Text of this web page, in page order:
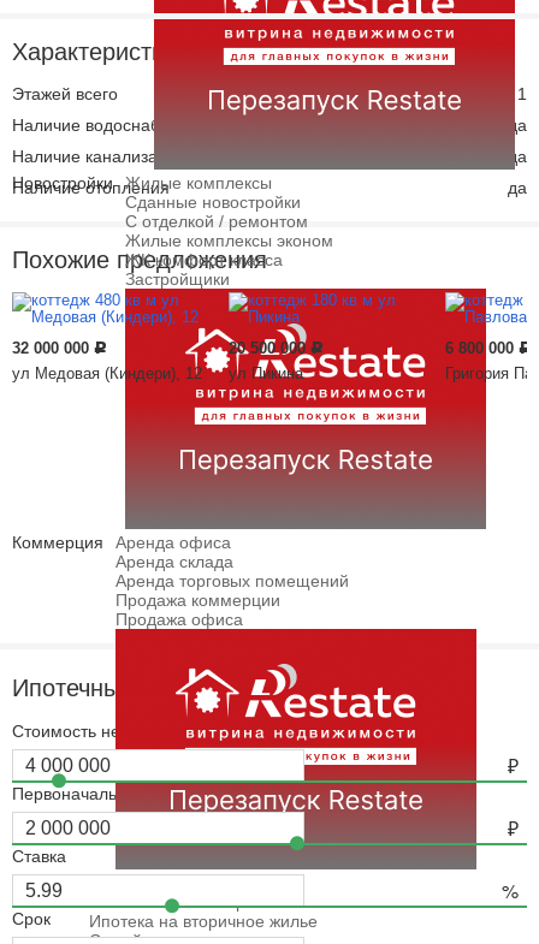
Новостройки
Жилые комплексы
Сданные новостройки
С отделкой / ремонтом
Жилые комплексы эконом
ЖК комфорт класса
Застройщики
Коммерция
Аренда офиса
Аренда склада
Аренда торговых помещений
Продажа коммерции
Продажа офиса
Ипотека
Ипотека на новостройки
Ипотека на вторичное жилье
Характеристики
Этажей всего
1
Наличие водоснабжения
да
Наличие канализации
да
Наличие отопления
да
Похожие предложения
32 000 000 Р
ул Медовая (Киндери), 12
20 500 000 Р
ул Пикина
6 800 000 Р
Григория
Ипотечный калькулятор
Стоимость недвижимости
Первоначальный взнос
Ставка
Срок